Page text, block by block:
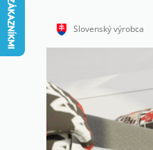
Slovenský výrobca